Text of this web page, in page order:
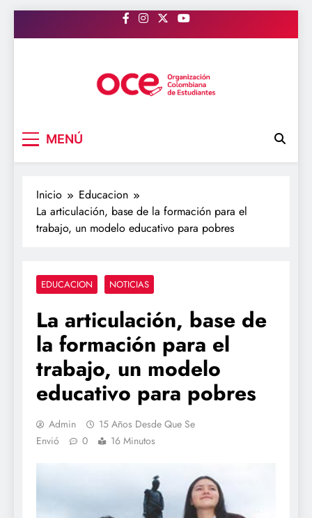
al
MENÚ
Inicio
Educacion
La articulación, base de la formación para el
trabajo, un modelo educativo para pobres
EDUCACION NOTICIAS
La articulación, base de
la formación para el
trabajo, un modelo
educativo para pobres
Admin
15 Años Desde Que Se
Envió
0 16 Minutos